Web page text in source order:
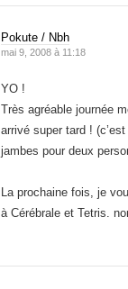
Pokute / Nbh
mai 9, 2008 à 11:18
YO !
Très agréable journée
arrivé super tard !
jambes pour deux
La prochaine fois, je
à Cérébrale et Tetris.